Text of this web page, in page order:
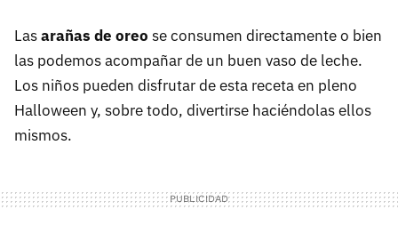
Lasarañas de oreo se consumen directamente o bien
las podemos acompañar de un buen vaso de leche.
Los niños pueden disfrutar de esta receta en pleno
Halloween y, sobre todo, divertirse haciéndolas ellos
mismos.